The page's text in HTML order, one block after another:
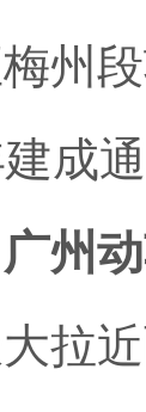
州
成通
州
拉